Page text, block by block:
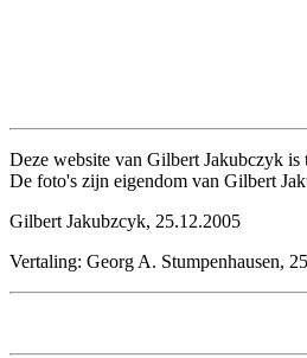
Deze website van Gilbert Jakubczyk is
De foto's zijn eigendom van Gilbert
Gilbert Jakubzcyk, 25.12.2005
Vertaling: Georg A. Stumpenhausen,